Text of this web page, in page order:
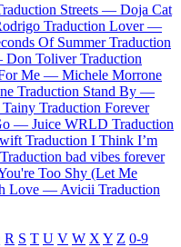
Streets — Doja Cat
Traduction Lover —
Of Summer Traduction
Don Toliver Traduction
Me — Michele Morrone
Traduction Stand By —
Tainy Traduction Forever
— Juice WRLD Traduction
Traduction I Think I’m
Traduction bad vibes forever
Too Shy (Let Me
Love — Avicii Traduction
R S T U V W X Y Z 0-9